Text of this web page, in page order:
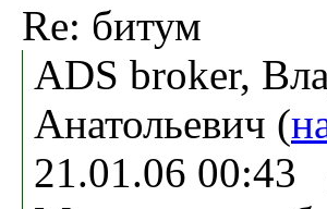
Re: битум
ADS broker,
Анатольевич (
21.01.06 00:43